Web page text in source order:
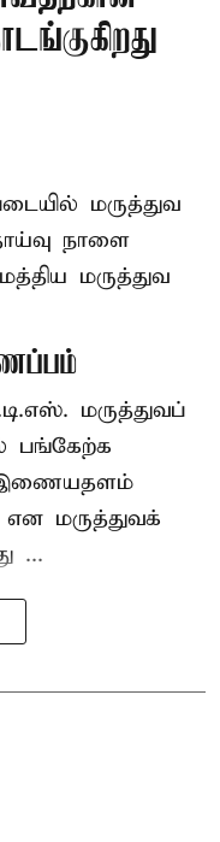
மருத்துவ
நாளை
மருத்துவ
மருத்துவப்
பங்கேற்க
இணையதளம்
மருத்துவக்
...